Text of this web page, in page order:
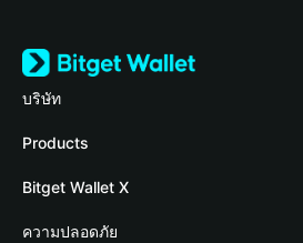
บริษัท
เกี่ยวกับ Bitget Wallet
Blog
Academy
Products
Crypto Card
Stablecoin Earn
Bitget Wallet X
นักพัฒนา
ความปลอดภัย